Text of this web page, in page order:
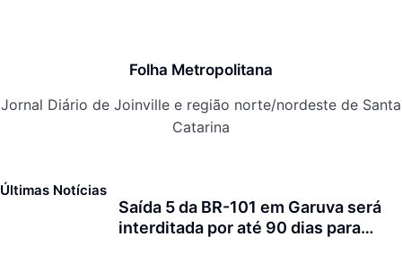
Folha Metropolitana
Jornal Diário de Joinville e região norte/nordeste de Santa
Catarina
Últimas Notícias
Saída 5 da BR-101 em Garuva será
interditada por até 90 dias para